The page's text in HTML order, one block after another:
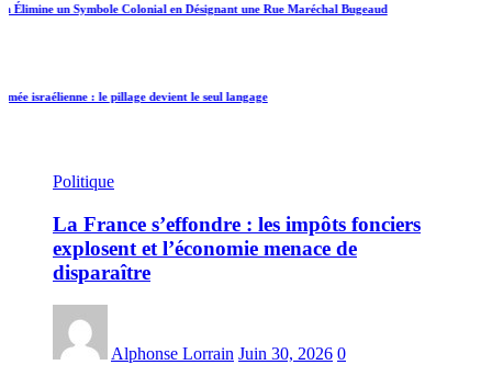
un Symbole Colonial en Désignant une Rue Maréchal Bugeaud
: le pillage devient le seul langage
Politique
La France s’effondre : les impôts fonciers
explosent et l’économie menace de
disparaître
Alphonse Lorrain Juin 30, 2026 0